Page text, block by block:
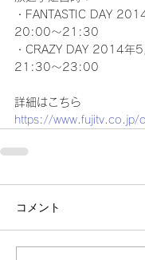
・FANTASTIC DAY
20:00～21:30
・CRAZY DAY 2014年5
21:30～23:00
詳細はこちら
https://
コメント